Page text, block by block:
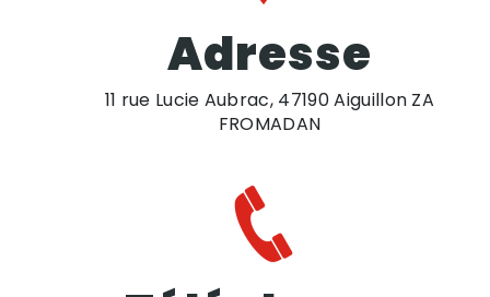
Adresse
11 rue Lucie Aubrac, 47190 Aiguillon ZA
FROMADAN